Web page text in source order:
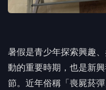
暑假是青少年探索興趣
動的重要時期，也是新
節。近年俗稱「喪屍菸